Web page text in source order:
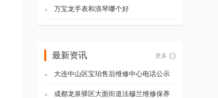
万宝龙手表和浪琴哪个好
最新资讯 更多
大连中山区宝珀售后维修中心电话公示
（2026年7月最新）
成都龙泉驿区大面街道法穆兰维修保养